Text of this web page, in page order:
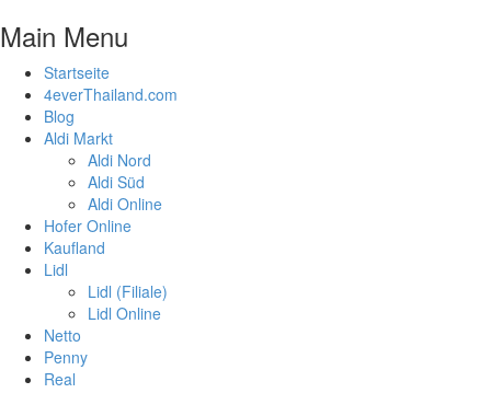
Main Menu
Startseite
4everThailand.com
Blog
Aldi Markt
Aldi Nord
Aldi Süd
Aldi Online
Hofer Online
Kaufland
Lidl
Lidl (Filiale)
Lidl Online
Netto
Penny
Real